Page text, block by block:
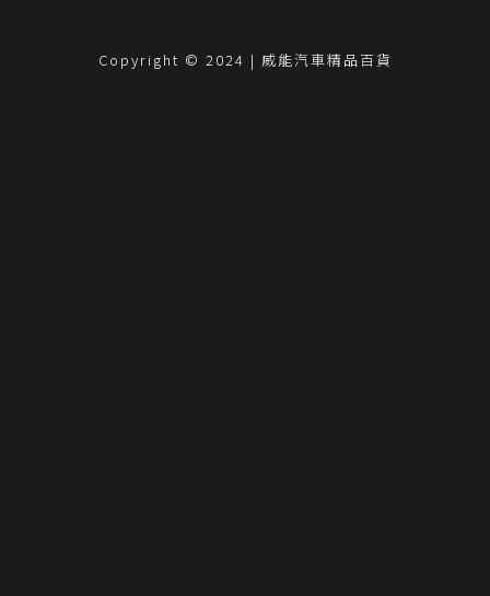
Copyright © 2024 | 威能汽車精品百貨